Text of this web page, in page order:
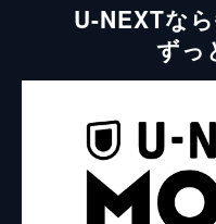
U-NEXTな
ずっ